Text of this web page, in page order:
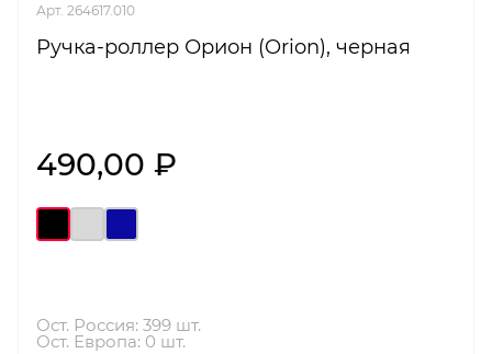
Арт. 264617.010
Ручка-роллер Орион (Orion), черная
490,00 ₽
Ост. Россия: 399 шт.
Ост. Европа: 0 шт.